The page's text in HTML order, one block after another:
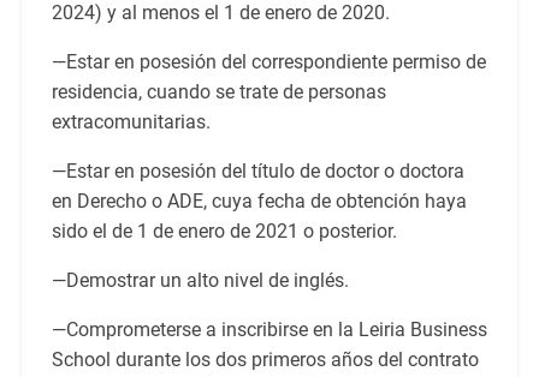
2024) y al menos el 1 de enero de 2020.
—Estar en posesión del correspondiente permiso de
residencia, cuando se trate de personas
extracomunitarias.
—Estar en posesión del título de doctor o doctora
en Derecho o ADE, cuya fecha de obtención haya
sido el de 1 de enero de 2021 o posterior.
—Demostrar un alto nivel de inglés.
—Comprometerse a inscribirse en la Leiria Business
School durante los dos primeros años del contrato